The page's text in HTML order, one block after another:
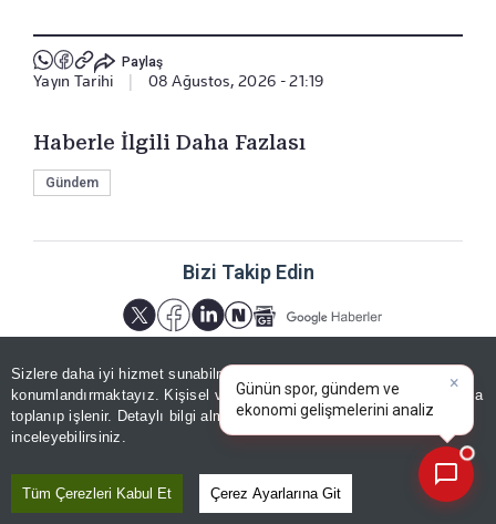
Sizlere daha iyi hizmet sunabilmek adına sitemizde
konumlandırmaktayız. Kişisel verileriniz, KVKK ve GDPR kapsamında
toplanıp işlenir. Detaylı bilgi almak içinAydınlatma Metnimizi
inceleyebilirsiniz.
Tüm Çerezleri Kabul Et Çerez Ayarlarına Git
Paylaş
Yayın Tarihi 08 Ağustos, 2026 - 21:19
Haberle İlgili Daha Fazlası
Gündem
Bizi Takip Edin
YORUMLAR
×
Günün spor, gündem ve
ekonomi gelişmelerini analiz
edin!|